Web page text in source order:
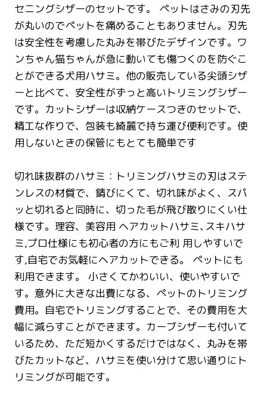
セニングシザーのセットです。 ペットはさみの刃先
が丸いのでペットを痛めることもありません。刃先
は安全性を考慮した丸みを帯びたデザインです。ワ
ンちゃん猫ちゃんが急に動いても傷つくのを防ぐこ
とができる犬用ハサミ。他の販売している尖頭シザ
ーと比べて、安全性がずっと高いトリミングシザー
です。カットシザーは収納ケースつきのセットで、
精工な作りで、包装も綺麗で持ち運び便利です。使
用しないときの保管にもとても簡単です
切れ味抜群のハサミ：トリミングハサミの刃はステ
ンレスの材質で、錆びにくて、切れ味がよく、スパ
ッと切れると同時に、切った毛が飛び散りにくい仕
様です。理容、美容用 ヘアカットハサミ､スキハサ
ミ,プロ仕様にも初心者の方にもご利 用しやすいで
す,自宅でお気軽にヘアカットできる。 ペットにも
利用できます。 小さくてかわいい、使いやすいで
す。意外に大きな出費になる、ペットのトリミング
費用。自宅でトリミングすることで、その費用を大
幅に減らすことができます。カーブシザーも付いて
いるため、ただ短かくするだけではなく、丸みを帯
びたカットなど、ハサミを使い分けて思い通りにト
リミングが可能です。